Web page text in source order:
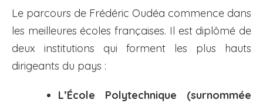
Le parcours de Frédéric Oudéa commence dans
les meilleures écoles françaises. Il est diplômé de
deux institutions qui forment les plus hauts
dirigeants du pays :
L’École Polytechnique (surnommée